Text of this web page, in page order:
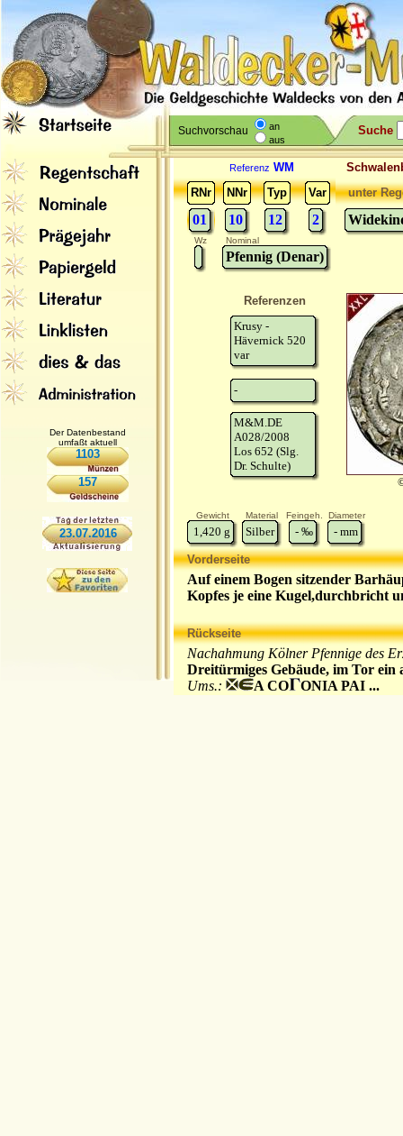
Suchvorschau
an
aus
Suche
Der Datenbestand
umfaßt aktuell
1103
157
23.07.2016
Referenz WM
RNr
NNr Typ Var
01 10 12 2
unter
Wz Nominal
Pfennig (Denar)
Referenzen
Krusy -
Hävernick 520
var
-
M&M.DE
A028/2008
Los 652 (Slg.
Dr. Schulte)
Gewicht Material Feingeh. Diameter
1,420 g Silber - ‰ - mm
Vorderseite
Auf einem Bogen sitzender
Kopfes je eine Kugel,durchbricht
Rückseite
Nachahmung Kölner Pfennige des
Dreitürmiges Gebäude, im Tor
Ums.:
A CO ONIA PAI ...